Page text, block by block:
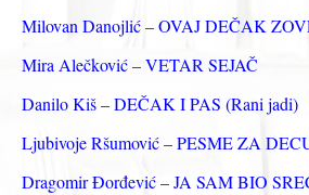
з
а
Milovan Danojlić – OVAJ DEČAK
Mira Alečković – VETAR SEJAČ
Danilo Kiš – DEČAK I PAS (Rani jadi)
Ljubivoje Ršumović – PESME ZA
Dragomir Đorđević – JA SAM BIO